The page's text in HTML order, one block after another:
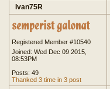
Ivan75R
Registered Member #10540
Joined: Wed Dec 09 2015,
08:53PM
Posts: 49
Thanked 3 time in 3 post